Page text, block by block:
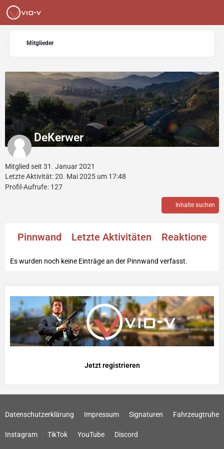
Mitglieder
DeKerwer
Mitglied seit 31. Januar 2021
Letzte Aktivität:20. Mai 2025 um 17:48
Profil-Aufrufe 127
Inhalte suchen
Pinnwand Letzte Aktivitäten Reaktionen
Es wurden noch keine Einträge an der Pinnwand verfasst.
Jetzt registrieren
Datenschutzerklärung Impressum Signaturen Fahrzeugtruhe
Instagram TikTok YouTube Discord